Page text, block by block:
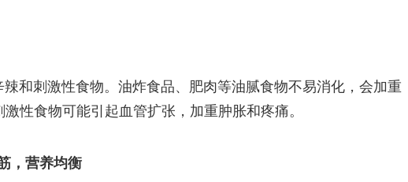
和刺激性食物。油炸食品、肥肉等油腻食物不易消化，会加重
性食物可能引起血管扩张，加重肿胀和疼痛。
，营养均衡